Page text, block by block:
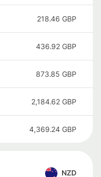
218.46 GBP
436.92 GBP
873.85 GBP
2,184.62 GBP
4,369.24 GBP
NZD